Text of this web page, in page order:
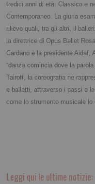
tredici anni di età: Classico e
Contemporaneo. La giuria
rilievo quali, tra gli altri, il
la direttrice di Opus Ballet
Cardano e la presidente Aidaf,
“danza comincia dove la
Tairoff, la coreografia ne
e balletti, attraverso i passi e
come lo strumento musicale lo
Leggi qui le ultime notizie: